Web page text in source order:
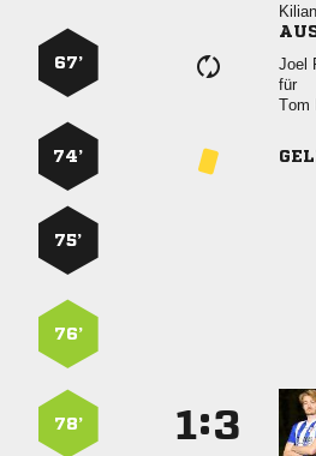
67’

für

74’
75’
76’
78’ :